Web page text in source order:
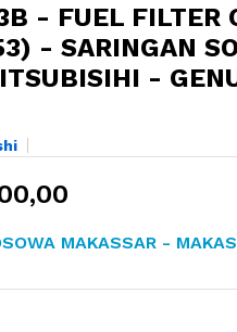
- FUEL FILTER
- SARINGAN
-
MAKASSAR -